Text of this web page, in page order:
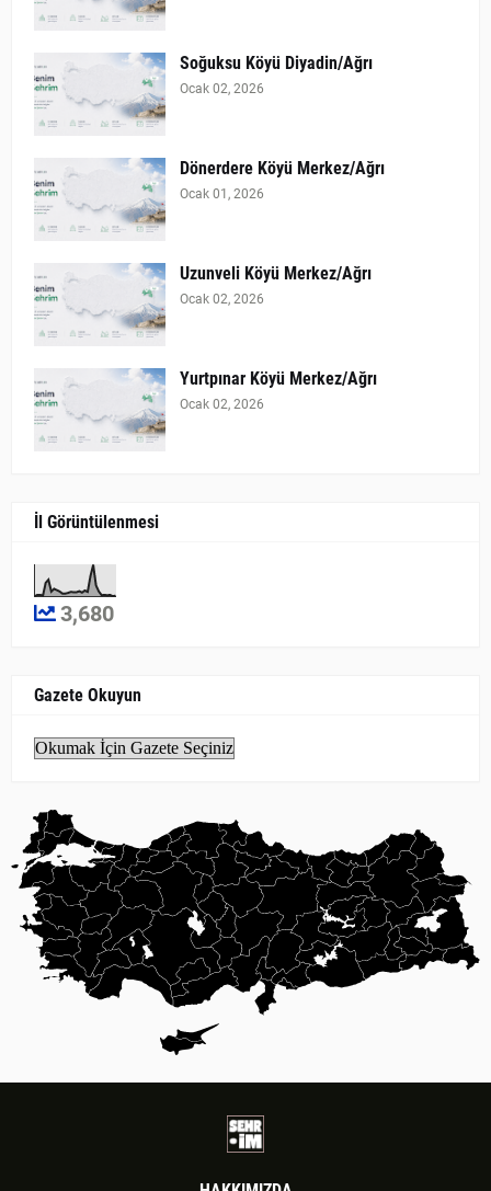
Soğuksu Köyü Diyadin/Ağrı
Ocak 02, 2026
Dönerdere Köyü Merkez/Ağrı
Ocak 01, 2026
Uzunveli Köyü Merkez/Ağrı
Ocak 02, 2026
Yurtpınar Köyü Merkez/Ağrı
Ocak 02, 2026
İl Görüntülenmesi
3,680
Gazete Okuyun